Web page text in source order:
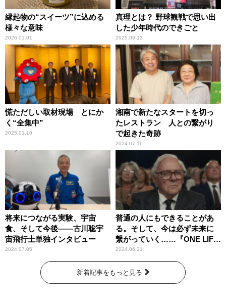
縁起物の“スイーツ”に込める
様々な意味
2026.01.01
真理とは？ 野球観戦で思い出
した少年時代のできごと
2025.09.13
慌ただしい取材現場 とにか
く“全集中”
2025.01.10
湘南で新たなスタートを切っ
たレストラン 人との繋がり
で起きた奇跡
2024.07.11
将来につながる実験、宇宙
食、そして今後――古川聡宇
宙飛行士単独インタビュー
2024.07.05
普通の人にもできることがあ
る。そして、今は必ず未来に
繋がっていく……『ONE LIFE
奇跡が繋いだ6000の命』
2024.06.21
新着記事をもっと見る